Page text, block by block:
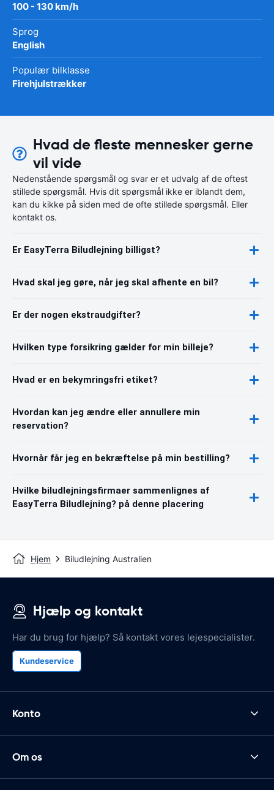
100 - 130 km/h
Sprog
English
Populær bilklasse
Firehjulstrækker
Hvad de fleste mennesker gerne
vil vide
Nedenstående spørgsmål og svar er et udvalg af de oftest
stillede spørgsmål. Hvis dit spørgsmål ikke er iblandt dem,
kan du kikke på siden med de ofte stillede spørgsmål. Eller
kontakt os.
Er EasyTerra Biludlejning billigst?
Hvad skal jeg gøre, når jeg skal afhente en bil?
Er der nogen ekstraudgifter?
Hvilken type forsikring gælder for min billeje?
Hvad er en bekymringsfri etiket?
Hvordan kan jeg ændre eller annullere min
reservation?
Hvornår får jeg en bekræftelse på min bestilling?
Hvilke biludlejningsfirmaer sammenlignes af
EasyTerra Biludlejning? på denne placering
Hjem Biludlejning Australien
Hjælp og kontakt
Har du brug for hjælp? Så kontakt vores lejespecialister.
Kundeservice
Konto
Om os